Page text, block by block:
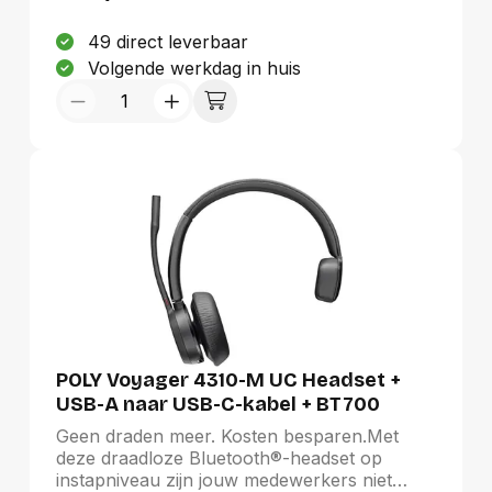
revolutionaire Jabra Air Comfort technologie
transformeert de Evolve2 65 Flex je hybride
werkdag, zodat jij overal comfortabel werkt,
zonder je concentratie te verliezen.
49 direct leverbaar
Volgende werkdag in huis
POLY Voyager 4310-M UC Headset +
USB-A naar USB-C-kabel + BT700
dongle
Geen draden meer. Kosten besparen.Met
deze draadloze Bluetooth®-headset op
instapniveau zijn jouw medewerkers niet